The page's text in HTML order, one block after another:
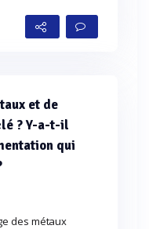
et de
? Y-a-t-il
qui
des métaux